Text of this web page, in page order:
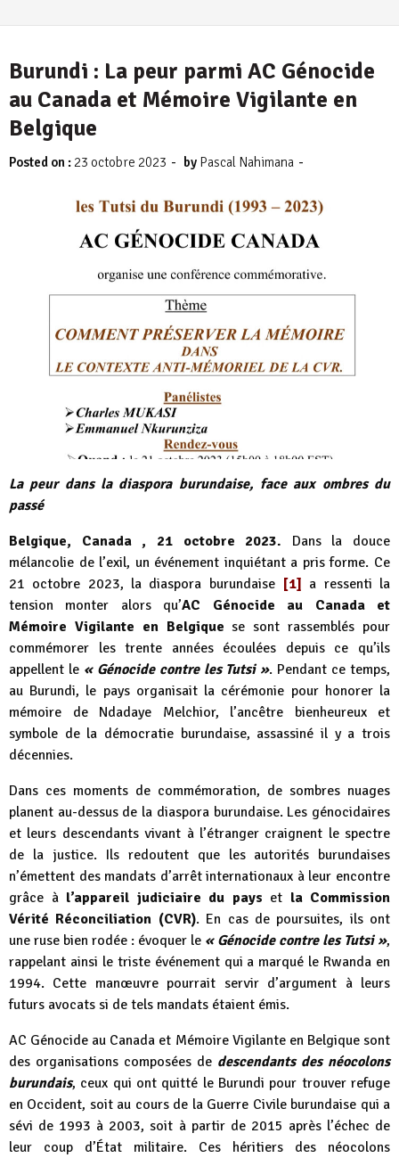
Burundi : La peur parmi AC Génocide
au Canada et Mémoire Vigilante en
Belgique
Posted on : 23 octobre 2023 - by Pascal Nahimana -
La peur dans la diaspora burundaise, face aux ombres du
passé
Belgique, Canada , 21 octobre 2023. Dans la douce
mélancolie de l’exil, un événement inquiétant a pris forme. Ce
21 octobre 2023, la diaspora burundaise[1] a ressenti la
tension monter alors qu’AC Génocide au Canada et
Mémoire Vigilante en Belgique se sont rassemblés pour
commémorer les trente années écoulées depuis ce qu’ils
appellent le « Génocide contre les Tutsi ». Pendant ce temps,
au Burundi, le pays organisait la cérémonie pour honorer la
mémoire de Ndadaye Melchior, l’ancêtre bienheureux et
symbole de la démocratie burundaise, assassiné il y a trois
décennies.
Dans ces moments de commémoration, de sombres nuages
planent au-dessus de la diaspora burundaise. Les génocidaires
et leurs descendants vivant à l’étranger craignent le spectre
de la justice. Ils redoutent que les autorités burundaises
n’émettent des mandats d’arrêt internationaux à leur encontre
grâce à l’appareil judiciaire du pays et la Commission
Vérité Réconciliation (CVR). En cas de poursuites, ils ont
une ruse bien rodée : évoquer le « Génocide contre les Tutsi »,
rappelant ainsi le triste événement qui a marqué le Rwanda en
1994. Cette manœuvre pourrait servir d’argument à leurs
futurs avocats si de tels mandats étaient émis.
AC Génocide au Canada et Mémoire Vigilante en Belgique sont
des organisations composées de descendants des néocolons
burundais, ceux qui ont quitté le Burundi pour trouver refuge
en Occident, soit au cours de la Guerre Civile burundaise qui a
sévi de 1993 à 2003, soit à partir de 2015 après l’échec de
leur coup d’État militaire. Ces héritiers des néocolons